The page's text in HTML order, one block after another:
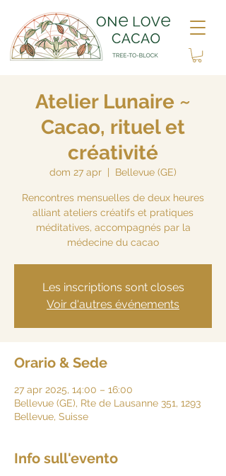
Atelier Lunaire ~
Cacao, rituel et
créativité
dom 27 apr Bellevue (GE)
Rencontres mensuelles de deux heures
alliant ateliers créatifs et pratiques
méditatives, accompagnés par la
médecine du cacao
Les inscriptions sont closes
Voir d'autres événements
Orario & Sede
27 apr 2025, 14:00 – 16:00
Bellevue (GE), Rte de Lausanne 351, 1293
Bellevue, Suisse
Info sull'evento